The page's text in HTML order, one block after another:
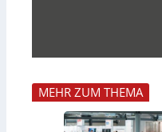
MEHR ZUM THEMA